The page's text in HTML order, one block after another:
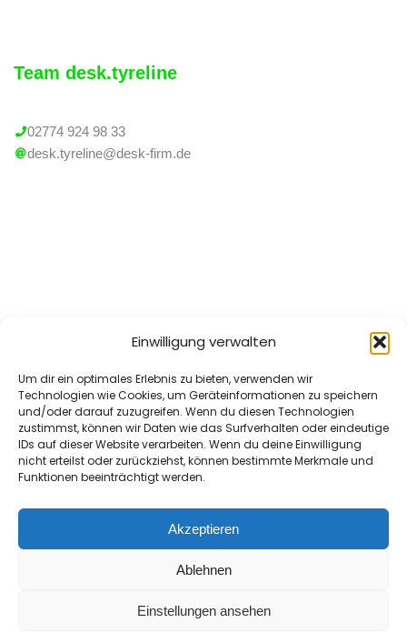
Einwilligung verwalten
Um dir ein optimales Erlebnis zu bieten, verwenden wir
Technologien wie Cookies, um Geräteinformationen zu speichern
und/oder darauf zuzugreifen. Wenn du diesen Technologien
zustimmst, können wir Daten wie das Surfverhalten oder eindeutige
IDs auf dieser Website verarbeiten. Wenn du deine Einwilligung
nicht erteilst oder zurückziehst, können bestimmte Merkmale und
Funktionen beeinträchtigt werden.
Akzeptieren
Ablehnen
Einstellungen ansehen
Team desk.tyreline
02774 924 98 33
desk.tyreline@desk-firm.de
Wichtige Links
Datenschutzerklärung Impressum